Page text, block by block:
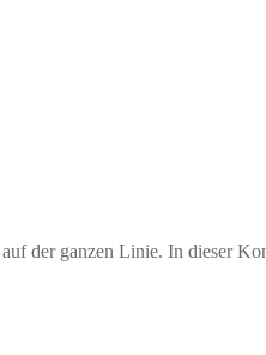
der ganzen Linie. In dieser